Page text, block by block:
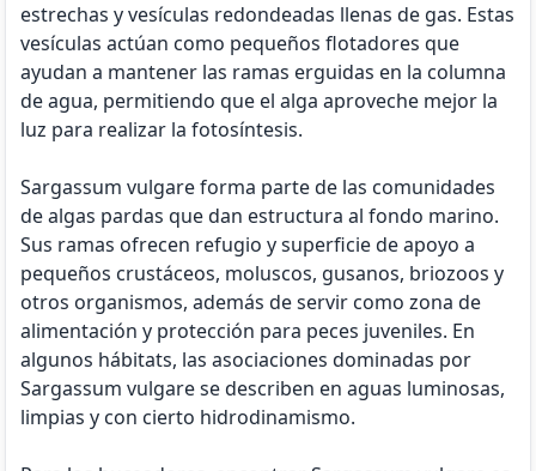
estrechas y vesículas redondeadas llenas de gas. Estas
vesículas actúan como pequeños flotadores que
ayudan a mantener las ramas erguidas en la columna
de agua, permitiendo que el alga aproveche mejor la
luz para realizar la fotosíntesis.
Sargassum vulgare forma parte de las comunidades
de algas pardas que dan estructura al fondo marino.
Sus ramas ofrecen refugio y superficie de apoyo a
pequeños crustáceos, moluscos, gusanos, briozoos y
otros organismos, además de servir como zona de
alimentación y protección para peces juveniles. En
algunos hábitats, las asociaciones dominadas por
Sargassum vulgare se describen en aguas luminosas,
limpias y con cierto hidrodinamismo.